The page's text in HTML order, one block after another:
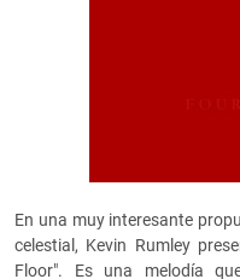
En una muy interesante
celestial, Kevin Rumley
Floor". Es una melodía